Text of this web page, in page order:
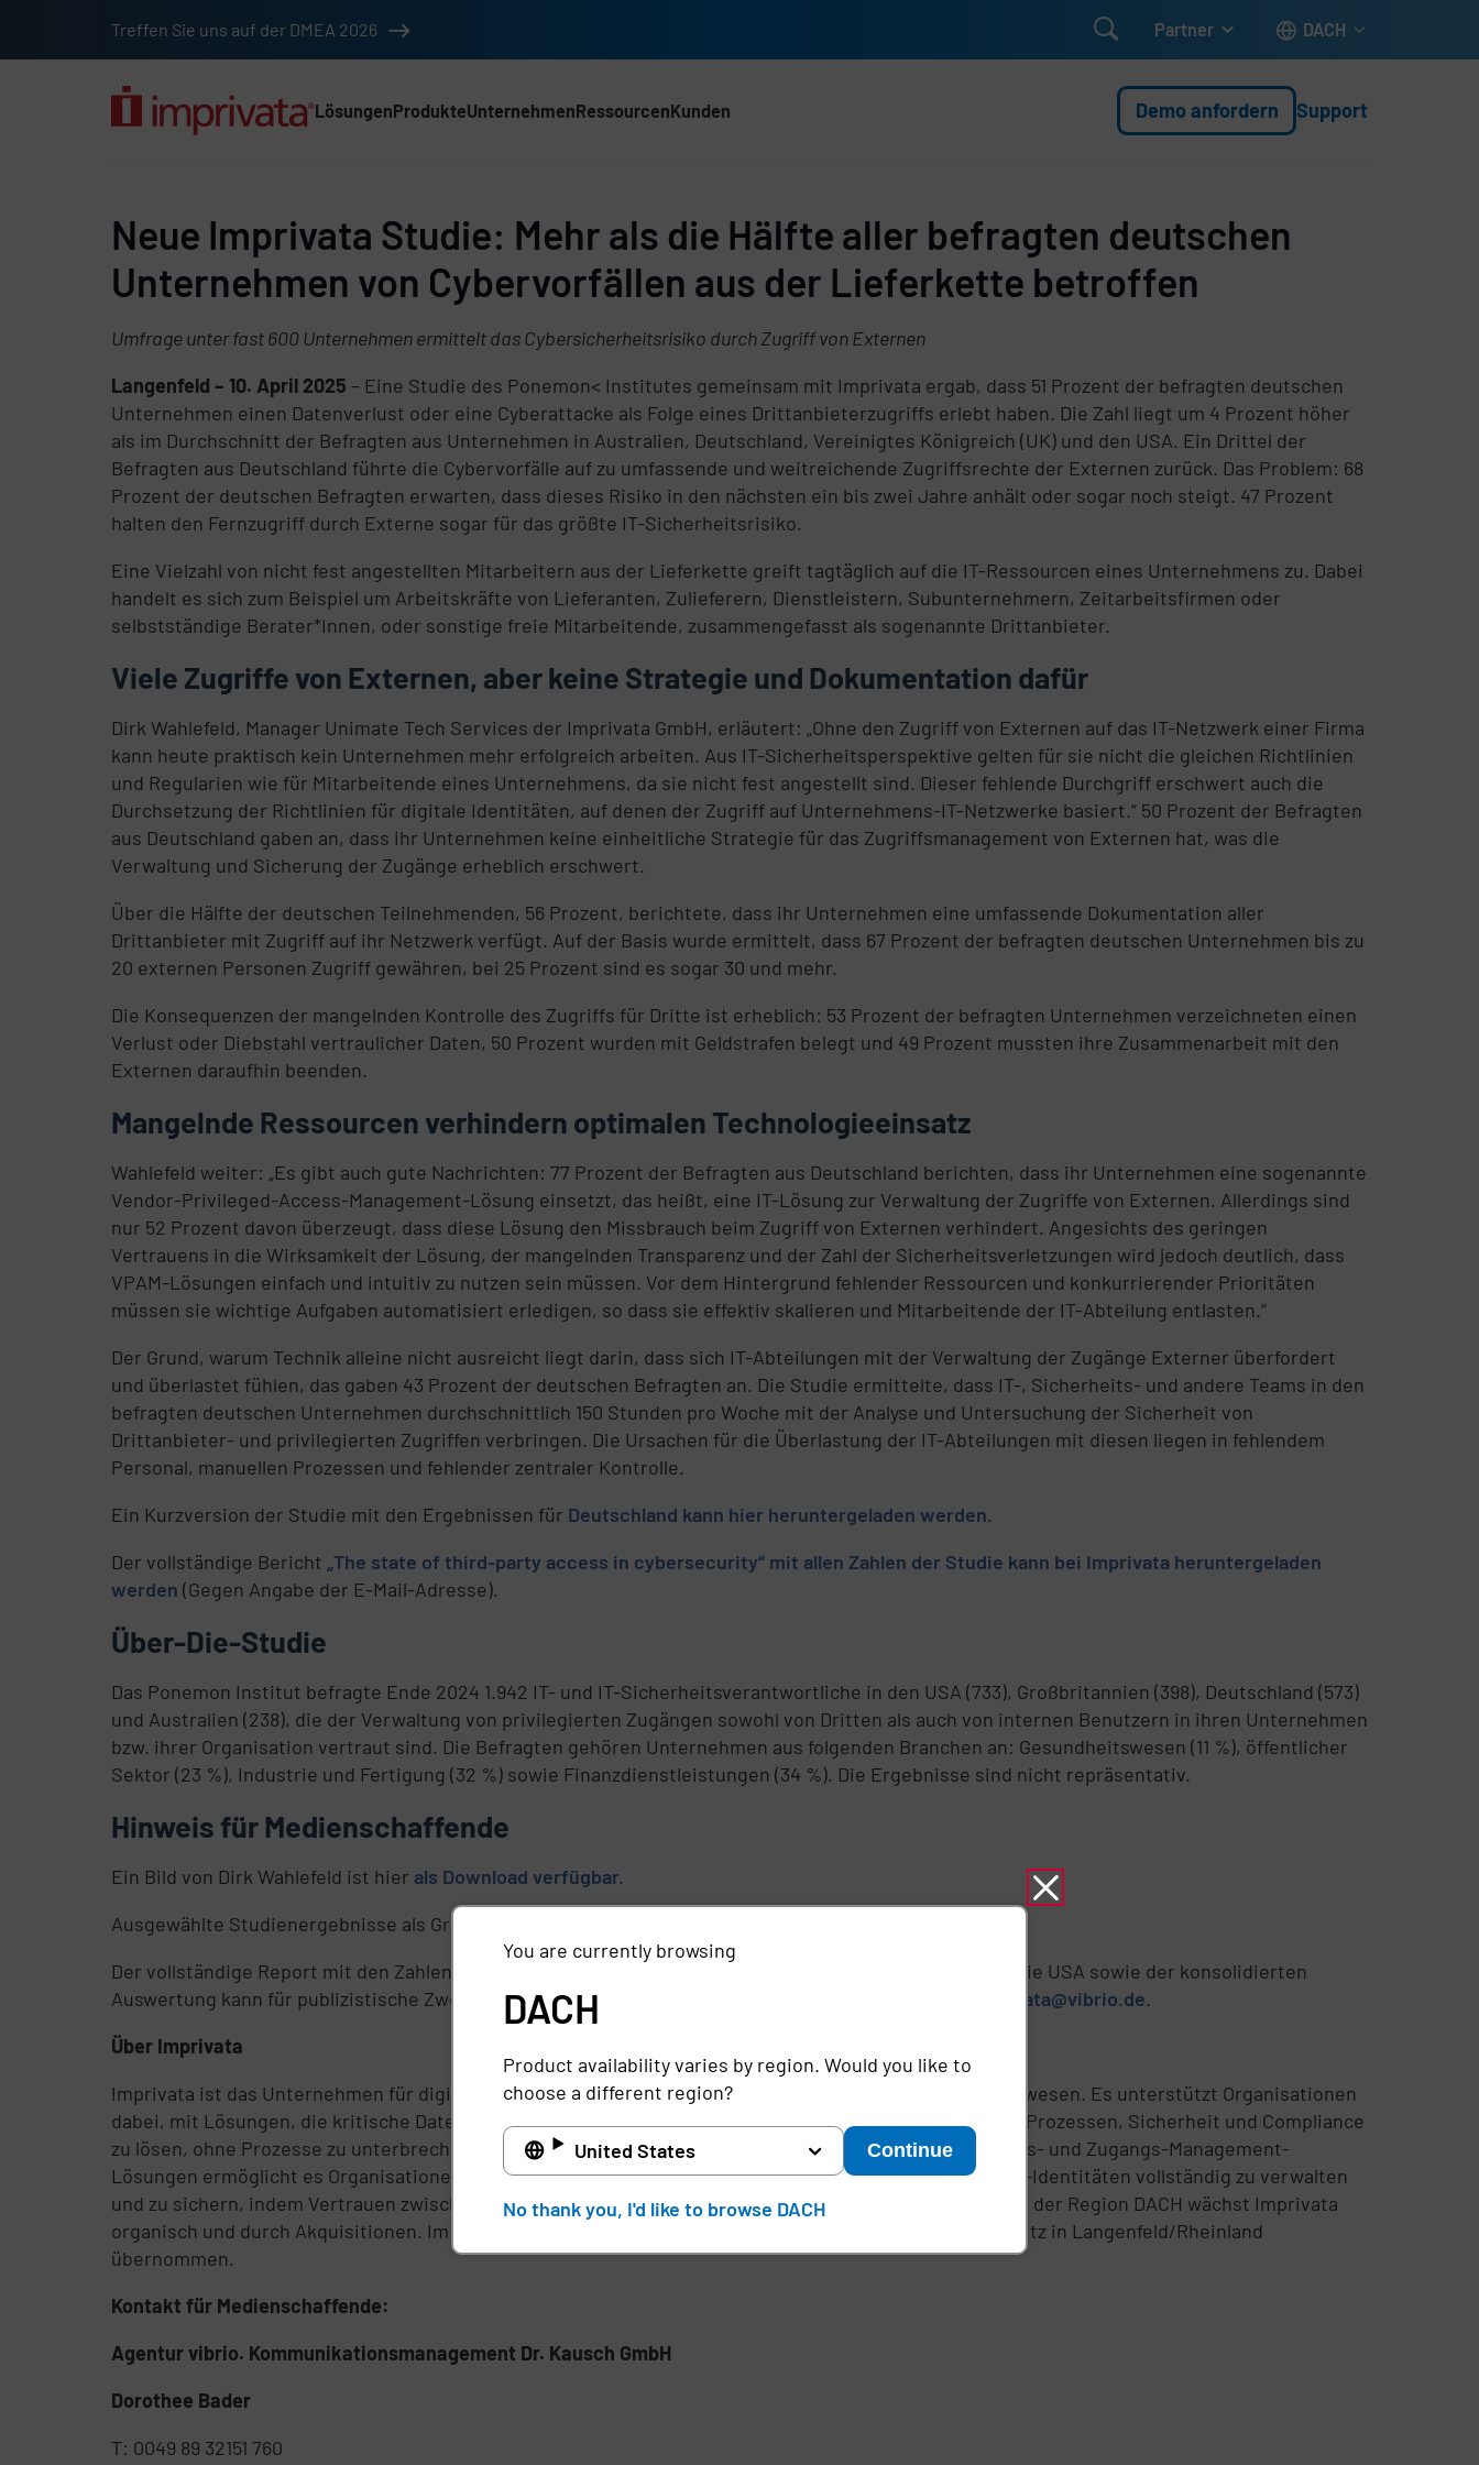
Treffen Sie uns auf der DMEA 2026  Partner DACH
LösungenProdukteUnternehmenRessourcenKunden Demo anfordern Support
Neue Imprivata Studie: Mehr als die Hälfte aller befragten deutschen
Unternehmen von Cybervorfällen aus der Lieferkette betroffen
Umfrage unter fast 600 Unternehmen ermittelt das Cybersicherheitsrisiko durch Zugriff von Externen
Langenfeld – 10. April 2025 – Eine Studie des Ponemon< Institutes gemeinsam mit Imprivata ergab, dass 51 Prozent der befragten deutschen
Unternehmen einen Datenverlust oder eine Cyberattacke als Folge eines Drittanbieterzugriffs erlebt haben. Die Zahl liegt um 4 Prozent höher
als im Durchschnitt der Befragten aus Unternehmen in Australien, Deutschland, Vereinigtes Königreich (UK) und den USA. Ein Drittel der
Befragten aus Deutschland führte die Cybervorfälle auf zu umfassende und weitreichende Zugriffsrechte der Externen zurück. Das Problem: 68
Prozent der deutschen Befragten erwarten, dass dieses Risiko in den nächsten ein bis zwei Jahre anhält oder sogar noch steigt. 47 Prozent
halten den Fernzugriff durch Externe sogar für das größte IT-Sicherheitsrisiko.
Eine Vielzahl von nicht fest angestellten Mitarbeitern aus der Lieferkette greift tagtäglich auf die IT-Ressourcen eines Unternehmens zu. Dabei
handelt es sich zum Beispiel um Arbeitskräfte von Lieferanten, Zulieferern, Dienstleistern, Subunternehmern, Zeitarbeitsfirmen oder
selbstständige Berater*Innen, oder sonstige freie Mitarbeitende, zusammengefasst als sogenannte Drittanbieter.
Viele Zugriffe von Externen, aber keine Strategie und Dokumentation dafür
Dirk Wahlefeld, Manager Unimate Tech Services der Imprivata GmbH, erläutert: „Ohne den Zugriff von Externen auf das IT-Netzwerk einer Firma
kann heute praktisch kein Unternehmen mehr erfolgreich arbeiten. Aus IT-Sicherheitsperspektive gelten für sie nicht die gleichen Richtlinien
und Regularien wie für Mitarbeitende eines Unternehmens, da sie nicht fest angestellt sind. Dieser fehlende Durchgriff erschwert auch die
Durchsetzung der Richtlinien für digitale Identitäten, auf denen der Zugriff auf Unternehmens-IT-Netzwerke basiert.“ 50 Prozent der Befragten
aus Deutschland gaben an, dass ihr Unternehmen keine einheitliche Strategie für das Zugriffsmanagement von Externen hat, was die
Verwaltung und Sicherung der Zugänge erheblich erschwert.
Über die Hälfte der deutschen Teilnehmenden, 56 Prozent, berichtete, dass ihr Unternehmen eine umfassende Dokumentation aller
Drittanbieter mit Zugriff auf ihr Netzwerk verfügt. Auf der Basis wurde ermittelt, dass 67 Prozent der befragten deutschen Unternehmen bis zu
20 externen Personen Zugriff gewähren, bei 25 Prozent sind es sogar 30 und mehr.
Die Konsequenzen der mangelnden Kontrolle des Zugriffs für Dritte ist erheblich: 53 Prozent der befragten Unternehmen verzeichneten einen
Verlust oder Diebstahl vertraulicher Daten, 50 Prozent wurden mit Geldstrafen belegt und 49 Prozent mussten ihre Zusammenarbeit mit den
Externen daraufhin beenden.
Mangelnde Ressourcen verhindern optimalen Technologieeinsatz
Wahlefeld weiter: „Es gibt auch gute Nachrichten: 77 Prozent der Befragten aus Deutschland berichten, dass ihr Unternehmen eine sogenannte
Vendor-Privileged-Access-Management-Lösung einsetzt, das heißt, eine IT-Lösung zur Verwaltung der Zugriffe von Externen. Allerdings sind
nur 52 Prozent davon überzeugt, dass diese Lösung den Missbrauch beim Zugriff von Externen verhindert. Angesichts des geringen
Vertrauens in die Wirksamkeit der Lösung, der mangelnden Transparenz und der Zahl der Sicherheitsverletzungen wird jedoch deutlich, dass
VPAM-Lösungen einfach und intuitiv zu nutzen sein müssen. Vor dem Hintergrund fehlender Ressourcen und konkurrierender Prioritäten
müssen sie wichtige Aufgaben automatisiert erledigen, so dass sie effektiv skalieren und Mitarbeitende der IT-Abteilung entlasten.“
Der Grund, warum Technik alleine nicht ausreicht liegt darin, dass sich IT-Abteilungen mit der Verwaltung der Zugänge Externer überfordert
und überlastet fühlen, das gaben 43 Prozent der deutschen Befragten an. Die Studie ermittelte, dass IT-, Sicherheits- und andere Teams in den
befragten deutschen Unternehmen durchschnittlich 150 Stunden pro Woche mit der Analyse und Untersuchung der Sicherheit von
Drittanbieter- und privilegierten Zugriffen verbringen. Die Ursachen für die Überlastung der IT-Abteilungen mit diesen liegen in fehlendem
Personal, manuellen Prozessen und fehlender zentraler Kontrolle.
Ein Kurzversion der Studie mit den Ergebnissen für Deutschland kann hier heruntergeladen werden.
Der vollständige Bericht „The state of third-party access in cybersecurity“ mit allen Zahlen der Studie kann bei Imprivata heruntergeladen
werden (Gegen Angabe der E-Mail-Adresse).
Über-Die-Studie
Das Ponemon Institut befragte Ende 2024 1.942 IT- und IT-Sicherheitsverantwortliche in den USA (733), Großbritannien (398), Deutschland (573)
und Australien (238), die der Verwaltung von privilegierten Zugängen sowohl von Dritten als auch von internen Benutzern in ihren Unternehmen
bzw. ihrer Organisation vertraut sind. Die Befragten gehören Unternehmen aus folgenden Branchen an: Gesundheitswesen (11 %), öffentlicher
Sektor (23 %), Industrie und Fertigung (32 %) sowie Finanzdienstleistungen (34 %). Die Ergebnisse sind nicht repräsentativ.
Hinweis für Medienschaffende
Ein Bild von Dirk Wahlefeld ist hier als Download verfügbar.
Ausgewählte Studienergebnisse als Grafik sind hier
Der vollständige Report mit den Zahlen für Australien, Deutschland, das Vereinigte Königreich (UK) und die USA sowie der konsolidierten
Auswertung kann für publizistische Zwecke unter Angabe der Publikation angefordert werden bei
imprivata@vibrio.de.
Über Imprivata
Imprivata ist das Unternehmen für digitale Identitäten in kritischen Branchen wie z. B. dem Gesundheitswesen. Es unterstützt Organisationen
dabei, mit Lösungen, die kritische Daten und Anwendungen schützen, komplexe Herausforderungen bei Prozessen, Sicherheit und Compliance
zu lösen, ohne Prozesse zu unterbrechen. Seine Plattform für interoperable Identitäts-, Authentisierungs- und Zugangs-Management-
Lösungen ermöglicht es Organisationen in 45 Ländern, ihre gesamten Unternehmens- und Drittanbieter-Identitäten vollständig zu verwalten
und zu sichern, indem Vertrauen zwischen Menschen, Technologie und Informationen geschaffen wird. In der Region DACH wächst Imprivata
organisch und durch Akquisitionen. Im Jahr 2022 hat Imprivata das deutsche Unternehmen OGITIX mit Sitz in Langenfeld/Rheinland
übernommen.
Kontakt für Medienschaffende:
Agentur vibrio. Kommunikationsmanagement Dr. Kausch GmbH
Dorothee Bader
T: 0049 89 32151 760
You are currently browsing
DACH
Product availability varies by region. Would you like to
choose a different region?
United States Continue
No thank you, I'd like to browse DACH